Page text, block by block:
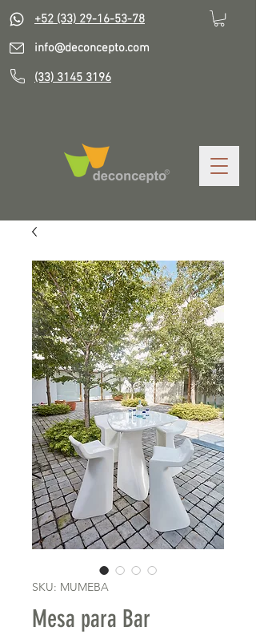
+52 (33) 29-16-53-78
info@deconcepto.com
(33) 3145 3196
SKU: MUMEBA
Mesa para Bar